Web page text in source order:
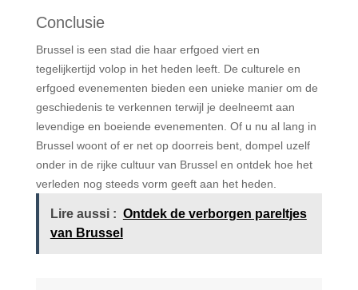
Conclusie
Brussel is een stad die haar erfgoed viert en
tegelijkertijd volop in het heden leeft. De culturele en
erfgoed evenementen bieden een unieke manier om de
geschiedenis te verkennen terwijl je deelneemt aan
levendige en boeiende evenementen. Of u nu al lang in
Brussel woont of er net op doorreis bent, dompel uzelf
onder in de rijke cultuur van Brussel en ontdek hoe het
verleden nog steeds vorm geeft aan het heden.
Lire aussi : Ontdek de verborgen pareltjes
van Brussel